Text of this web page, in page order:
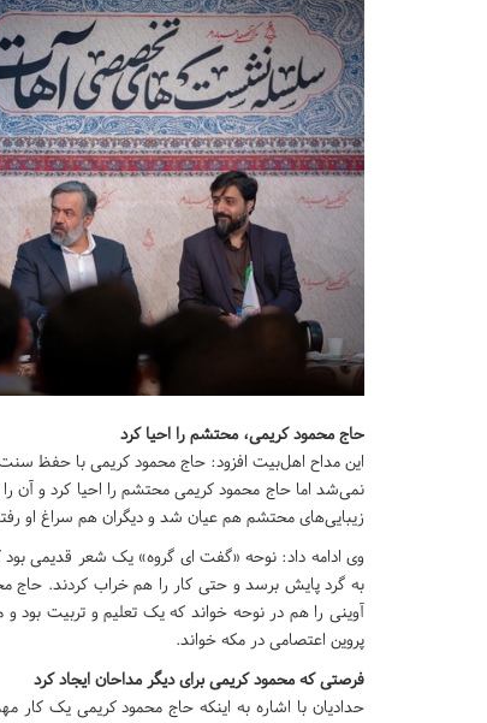
حاج محمود کریمی، محتشم را احیا کرد
این مداح اهل‌بیت افزود: حاج محمود کریمی با حفظ
نمی‌شد اما حاج محمود کریمی محتشم را احیا کرد و آن را
زیبایی‌های محتشم هم عیان شد و دیگران هم سراغ
وی ادامه داد: نوحه «گفت ای گروه» یک شعر قدیمی بود
به گرد پایش برسد و حتی کار را هم خراب کردند.
پروین اعتصامی در مکه خواند.
فرصتی که محمود کریمی برای دیگر مداحان ایجاد کرد
حدادیان با اشاره به اینکه حاج محمود کریمی یک